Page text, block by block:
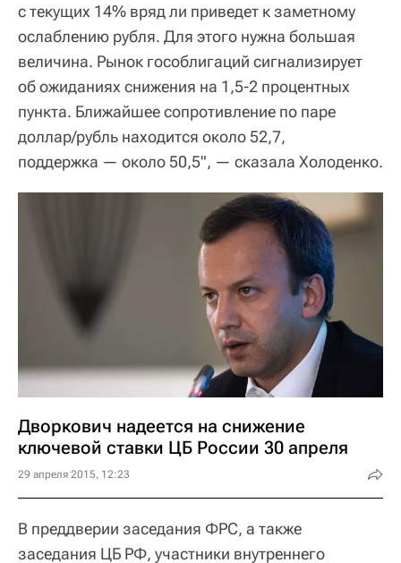
с текущих 14% вряд ли приведет к заметному
ослаблению рубля. Для этого нужна большая
величина. Рынок гособлигаций сигнализирует
об ожиданиях снижения на 1,5-2 процентных
пункта. Ближайшее сопротивление по паре
доллар/рубль находится около 52,7,
поддержка — около 50,5", — сказала Холоденко.
Дворкович надеется на снижение
ключевой ставки ЦБ России 30 апреля
29 апреля 2015, 12:23
В преддверии заседания ФРС, а также
заседания ЦБ РФ, участники внутреннего